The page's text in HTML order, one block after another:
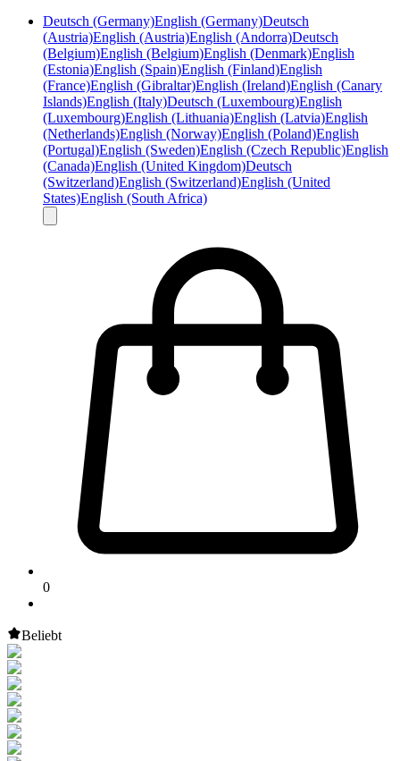
Deutsch (Germany)English (Germany)Deutsch
(Austria)English (Austria)English (Andorra)Deutsch
(Belgium)English (Belgium)English (Denmark)English
(Estonia)English (Spain)English (Finland)English
(France)English (Gibraltar)English (Ireland)English (Canary
Islands)English (Italy)Deutsch (Luxembourg)English
(Luxembourg)English (Lithuania)English (Latvia)English
(Netherlands)English (Norway)English (Poland)English
(Portugal)English (Sweden)English (Czech Republic)English
(Canada)English (United Kingdom)Deutsch
(Switzerland)English (Switzerland)English (United
States)English (South Africa)
0
Beliebt